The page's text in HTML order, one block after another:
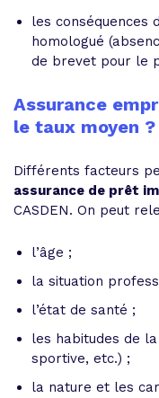
les conséquences
homologué
de brevet pour le
Assurance
le taux moyen ?
Différents facteurs
assurance de prêt
CASDEN. On peut
l’âge ;
la situation
l’état de santé ;
les habitudes de
sportive, etc.) ;
la nature et les